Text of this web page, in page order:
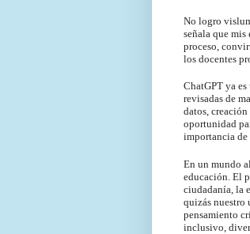
No logro
señala que mis
proceso,
los docentes
ChatGPT ya
revisadas de
datos,
oportunidad
importancia de
En un mundo
educación. El
ciudadanía, la
quizás
pensamiento
inclusivo,